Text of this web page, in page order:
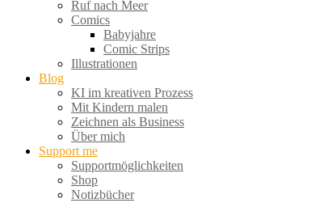
Ruf nach Meer
Comics
Babyjahre
Comic Strips
Illustrationen
Blog
KI im kreativen Prozess
Mit Kindern malen
Zeichnen als Business
Über mich
Support me
Supportmöglichkeiten
Shop
Notizbücher